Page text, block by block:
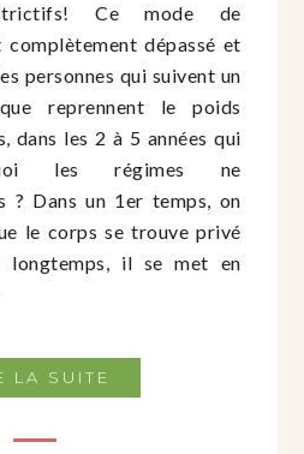
Ce mode de
dépassé et
personnes qui suivent un
reprennent le poids
dans les 2 à 5 années qui
les régimes ne
? Dans un 1er temps, on
le corps se trouve privé
longtemps, il se met en
LA SUITE